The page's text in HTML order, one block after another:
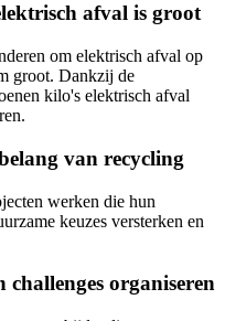
afval is groot
om elektrisch afval op
groot. Dankzij de
kilo's elektrisch afval
van recycling
werken die hun
keuzes versterken en
challenges organiseren